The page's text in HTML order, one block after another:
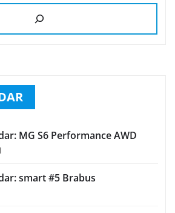
MG S6 Performance AWD
smart #5 Brabus